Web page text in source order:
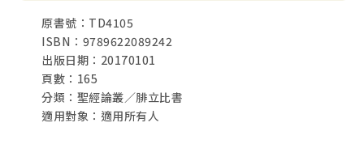
原書號：TD4105
ISBN：9789622089242
出版日期：20170101
頁數：165
分類：聖經論叢／腓立比書
適用對象：適用所有人